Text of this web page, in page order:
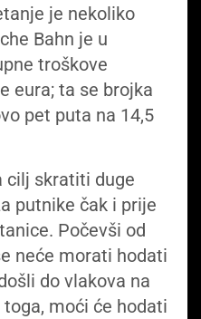
je nekoliko
Bahn je u
troškove
eura; ta se brojka
pet puta na 14,5
cilj skratiti duge
putnike čak i prije
Počevši od
neće morati hodati
do vlakova na
moći će hodati